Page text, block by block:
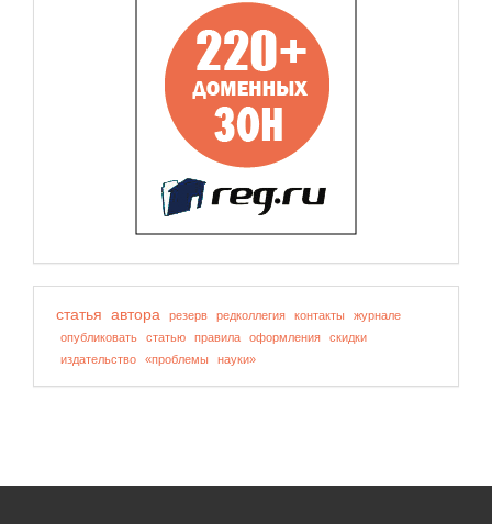
статья автора резерв редколлегия контакты
журнале
опубликовать
статью правила оформления
скидки
издательство
«проблемы науки»